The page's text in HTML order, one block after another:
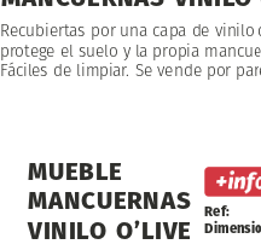
MUEBLE
MANCUERNAS
VINILO O’LIVE
Ref:
Recubiertas por una capa de vinilo
protege el suelo y la propia
Fáciles de limpiar. Se vende por
Ref:
Recubiertas por una capa de vinilo
protege el suelo y la propia
Fáciles de limpiar. Se vende por